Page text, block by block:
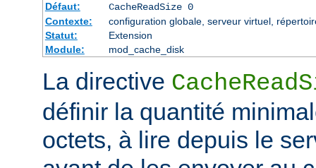
Défaut:
CacheReadSize 0
Contexte:
configuration globale, serveur virtuel,
Statut:
Extension
Module:
mod_cache_disk
La directive
définir la quantité
octets, à lire depuis le